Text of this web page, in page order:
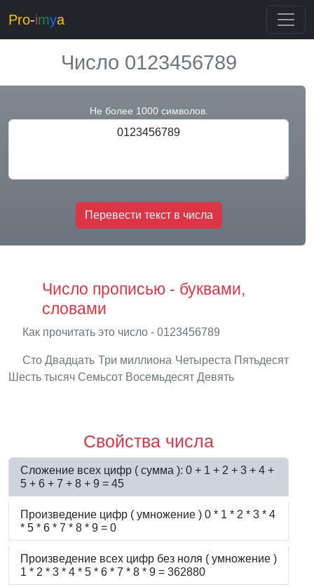
Pro-imya
Число 0123456789
Не более 1000 символов.
Перевести текст в числа
Число прописью - буквами,
словами
Как прочитать это число - 0123456789
Сто Двадцать Три миллиона Четыреста Пятьдесят
Шесть тысяч Семьсот Восемьдесят Девять
Свойства числа
Сложение всех цифр ( сумма ): 0 + 1 + 2 + 3 + 4 +
5 + 6 + 7 + 8 + 9 = 45
Произведение цифр ( умножение ) 0 * 1 * 2 * 3 * 4
* 5 * 6 * 7 * 8 * 9 = 0
Произведение всех цифр без ноля ( умножение )
1 * 2 * 3 * 4 * 5 * 6 * 7 * 8 * 9 = 362880